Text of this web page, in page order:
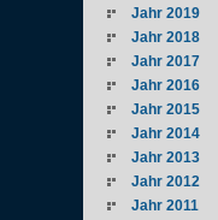
Jahr 2019
Jahr 2018
Jahr 2017
Jahr 2016
Jahr 2015
Jahr 2014
Jahr 2013
Jahr 2012
Jahr 2011